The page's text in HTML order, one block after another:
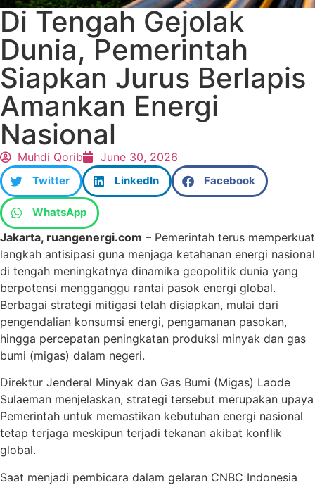
Di Tengah Gejolak
Dunia, Pemerintah
Siapkan Jurus Berlapis
Amankan Energi
Nasional
Muhdi Qorib June 30, 2026
Twitter LinkedIn Facebook
WhatsApp
Jakarta, ruangenergi.com – Pemerintah terus memperkuat
langkah antisipasi guna menjaga ketahanan energi nasional
di tengah meningkatnya dinamika geopolitik dunia yang
berpotensi mengganggu rantai pasok energi global.
Berbagai strategi mitigasi telah disiapkan, mulai dari
pengendalian konsumsi energi, pengamanan pasokan,
hingga percepatan peningkatan produksi minyak dan gas
bumi (migas) dalam negeri.
Direktur Jenderal Minyak dan Gas Bumi (Migas) Laode
Sulaeman menjelaskan, strategi tersebut merupakan upaya
Pemerintah untuk memastikan kebutuhan energi nasional
tetap terjaga meskipun terjadi tekanan akibat konflik
global.
Saat menjadi pembicara dalam gelaran CNBC Indonesia